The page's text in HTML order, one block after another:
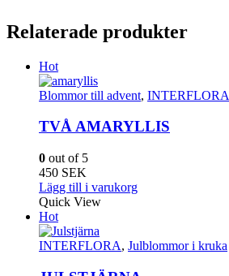
Relaterade produkter
Hot
Blommor till advent, INTERFLORA
TVÅ AMARYLLIS
0 out of 5
450 SEK
Lägg till i varukorg
Quick View
Hot
INTERFLORA, Julblommor i kruka